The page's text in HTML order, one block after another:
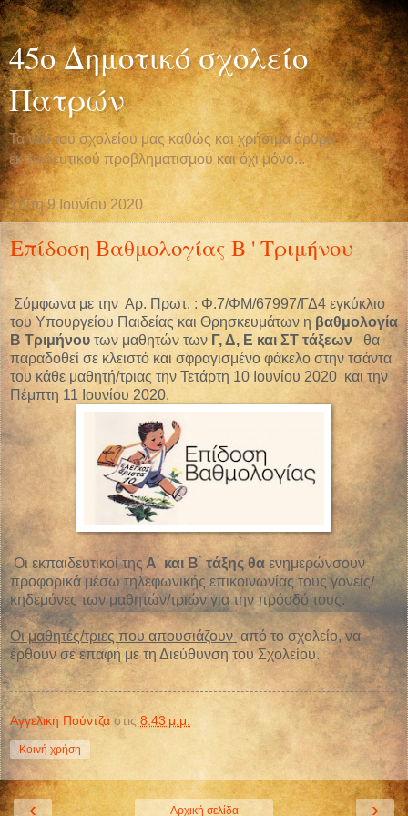
45ο Δημοτικό σχολείο
Πατρών
Τα νέα του σχολείου μας καθώς και χρήσιμα άρθρα
εκπαιδευτικού προβληματισμού και όχι μόνο...
Τρίτη 9 Ιουνίου 2020
Επίδοση Βαθμολογίας Β ' Τριμήνου
Σύμφωνα με την Αρ. Πρωτ. : Φ.7/ΦΜ/67997/ΓΔ4 εγκύκλιο
του Υπουργείου Παιδείας και Θρησκευμάτων η βαθμολογία
Β Τριμήνου των μαθητών των Γ, Δ, Ε και ΣΤ τάξεων θα
παραδοθεί σε κλειστό και σφραγισμένο φάκελο στην τσάντα
του κάθε μαθητή/τριας την Τετάρτη 10 Ιουνίου 2020 και την
Πέμπτη 11 Ιουνίου 2020.
Οι εκπαιδευτικοί τηςΑ ́ και Β ́ τάξης θαενημερώνσουν
προφορικά μέσω τηλεφωνικής επικοινωνίας τους γονείς/
κηδεμόνες των μαθητών/τριών για την πρόοδό τους.
Οι μαθητές/τριες που απουσιάζουναπό το σχολείο, να
έρθουν σε επαφή με τη Διεύθυνση του Σχολείου.
Αγγελική Πούντζα στις 8:43 μ.μ.
Κοινή χρήση
‹ ›
Αρχική σελίδα